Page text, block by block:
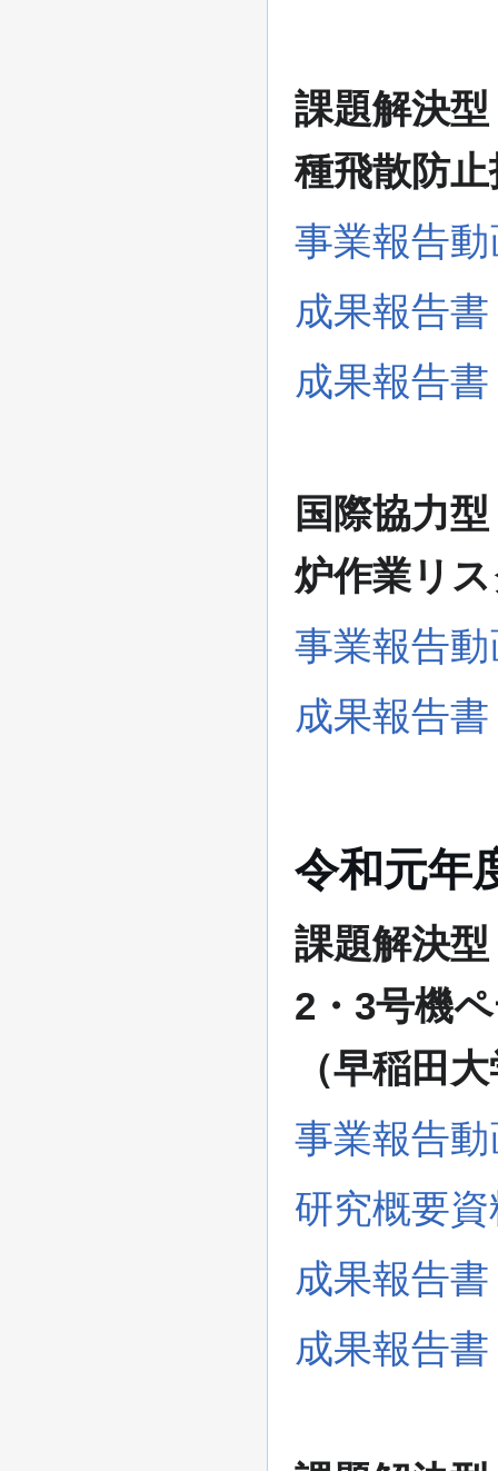
課題解決
種飛散防
事業報告
成果報告
成果報告
国際協力
炉作業リ
事業報告
成果報告
令和元年
課題解決
2・3号機
（早稲田
事業報告
研究概要資
成果報告
成果報告